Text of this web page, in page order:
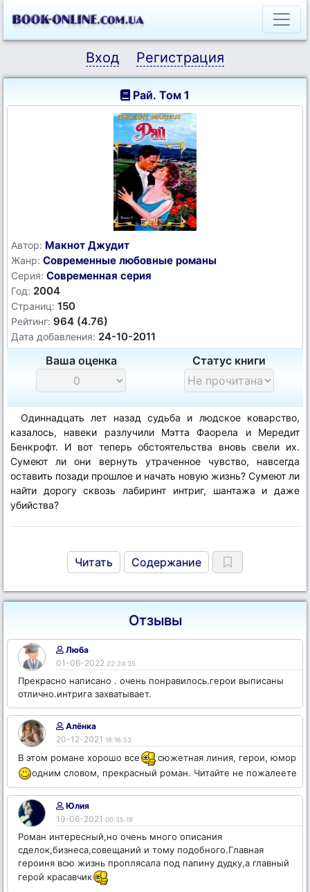
Вход Регистрация
Рай. Том 1
Автор: Макнот Джудит
Жанр: Современные любовные романы
Серия: Современная серия
Год: 2004
Страниц: 150
Рейтинг: 964 (4.76)
Дата добавления: 24-10-2011
Ваша оценка Статус книги
Одиннадцать лет назад судьба и людское коварство,
казалось, навеки разлучили Мэтта Фаорела и Мередит
Бенкрофт. И вот теперь обстоятельства вновь свели их.
Сумеют ли они вернуть утраченное чувство, навсегда
оставить позади прошлое и начать новую жизнь? Сумеют ли
найти дорогу сквозь лабиринт интриг, шантажа и даже
убийства?
Читать Содержание
Отзывы
Люба
01-06-2022 22:24:35
Прекрасно написано . очень понравилось.герои выписаны
отлично.интрига захватывает.
Алёнка
20-12-2021 18:16:53
В этом романе хорошо все
сюжетная линия, герои, юмор
одним словом, прекрасный роман. Читайте не пожалеете
Юлия
19-06-2021 00:35:19
Роман интересный,но очень много описания
сделок,бизнеса,совещаний и тому подобного.Главная
героиня всю жизнь проплясала под папину дудку,а главный
герой красавчик